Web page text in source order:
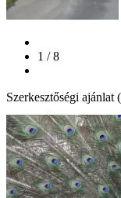
1 / 8
Szerkesztőségi ajánlat